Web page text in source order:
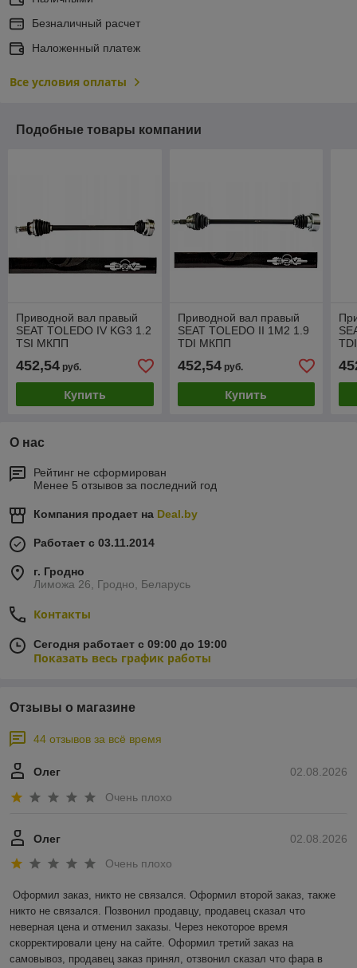
Безналичный расчет
Наложенный платеж
Все условия оплаты
Подобные товары компании
Приводной вал правый
SEAT TOLEDO IV KG3 1.2
TSI МКПП
452,54 руб.
Купить
Приводной вал правый
SEAT TOLEDO II 1M2 1.9
TDI МКПП
452,54руб.
Купить
О нас
Рейтинг не сформирован
Менее 5 отзывов за последний год
Компания продает на Deal.by
Работает с 03.11.2014
г. Гродно
Лиможа 26, Гродно, Беларусь
Контакты
Сегодня работает с 09:00 до 19:00
Показать весь график работы
Отзывы о магазине
44 отзывов за всё время
02.08.2026
Олег
Очень плохо
02.08.2026
Олег
Очень плохо
Оформил заказ, никто не связался. Оформил второй заказ, также
никто не связался. Позвонил продавцу, продавец сказал что
неверная цена и отменил заказы. Через некоторое время
скорректировали цену на сайте. Оформил третий заказ на
самовывоз, продавец заказ принял, отзвонил сказал что фара в